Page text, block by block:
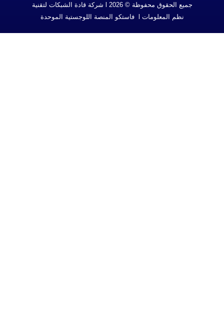
جميع الحقوق محفوظة © 2026 l شركة قادة الشبكات لتقنية